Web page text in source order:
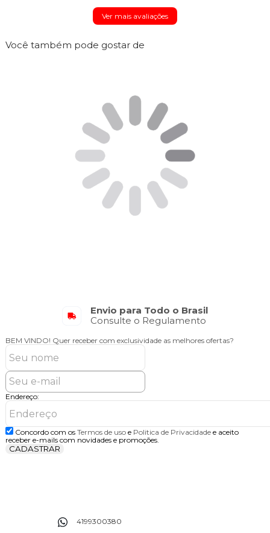
Ver mais avaliações
Você também pode gostar de
Envio para Todo o Brasil
Consulte o Regulamento
BEM VINDO! Quer receber com exclusividade as melhores ofertas?
Endereço:
Concordo com os Termos de usoe Politica de Privacidadee aceito
receber e-mails com novidades e promoções.
CADASTRAR
4199300380